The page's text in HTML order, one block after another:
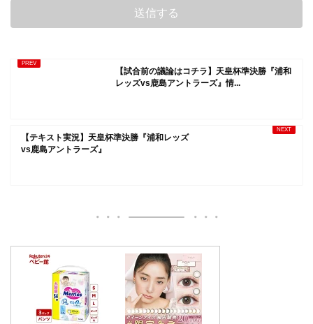
【試合前の議論はコチラ】天皇杯準決勝『浦和
レッズvs鹿島アントラーズ』情...
【テキスト実況】天皇杯準決勝『浦和レッズ
vs鹿島アントラーズ』